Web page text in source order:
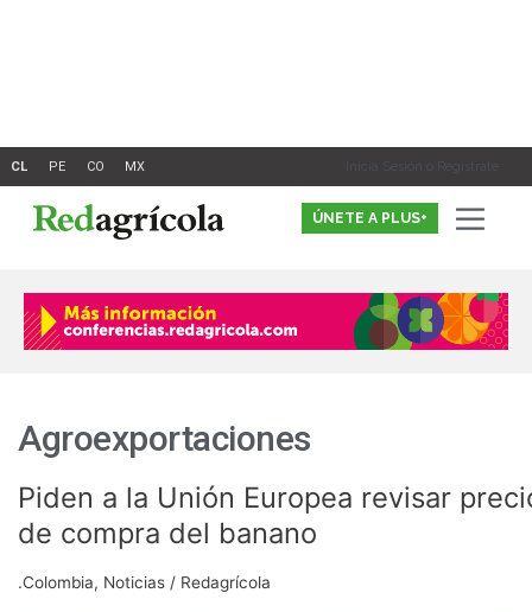
Inicia Sesión o Registrate
ÚNETE A PLUS+
Agroexportaciones
Piden a la Unión Europea revisar
de compra del banano
.Colombia, Noticias / Redagrícola
Piden
la